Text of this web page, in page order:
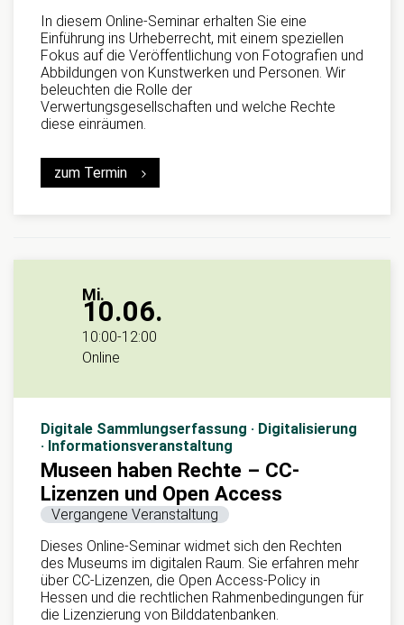
In diesem Online-Seminar erhalten Sie eine
Einführung ins Urheberrecht, mit einem speziellen
Fokus auf die Veröffentlichung von Fotografien und
Abbildungen von Kunstwerken und Personen. Wir
beleuchten die Rolle der
Verwertungsgesellschaften und welche Rechte
diese einräumen.
zum Termin
Mi.
10.06.
10:00-12:00
Online
Digitale Sammlungserfassung · Digitalisierung
· Informationsveranstaltung
Museen haben Rechte – CC-
Lizenzen und Open Access
Vergangene Veranstaltung
Dieses Online-Seminar widmet sich den Rechten
des Museums im digitalen Raum. Sie erfahren mehr
über CC-Lizenzen, die Open Access-Policy in
Hessen und die rechtlichen Rahmenbedingungen für
die Lizenzierung von Bilddatenbanken.